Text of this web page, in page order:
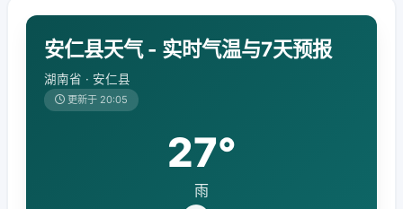
安仁县天气 - 实时气温与7天预报
湖南省 · 安仁县
更新于 20:05
27°
雨